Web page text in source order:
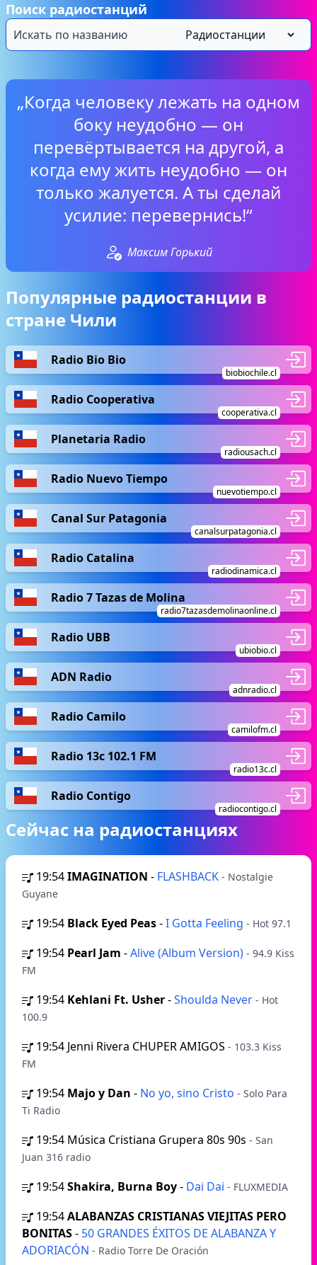
Поиск радиостанций
„Когда человеку лежать на одном
боку неудобно — он
перевёртывается на другой, а
когда ему жить неудобно — он
только жалуется. А ты сделай
усилие: перевернись!“
Максим Горький
Популярные радиостанции в
стране Чили
Radio Bio Bio
biobiochile.cl
Radio Cooperativa
cooperativa.cl
Planetaria Radio
radiousach.cl
Radio Nuevo Tiempo
nuevotiempo.cl
Canal Sur Patagonia
canalsurpatagonia.cl
Radio Catalina
radiodinamica.cl
Radio 7 Tazas de Molina
radio7tazasdemolinaonline.cl
Radio UBB
ubiobio.cl
ADN Radio
adnradio.cl
Radio Camilo
camilofm.cl
Radio 13c 102.1 FM
radio13c.cl
Radio Contigo
radiocontigo.cl
Сейчас на радиостанциях
19:54IMAGINATION - FLASHBACK - Nostalgie
Guyane
19:54 Black Eyed Peas-I Gotta Feeling - Hot 97.1
19:54 Pearl Jam -Alive (Album Version) - 94.9 Kiss
FM
19:54 Kehlani Ft. Usher-Shoulda Never - Hot
100.9
19:54 Jenni Rivera CHUPER AMIGOS - 103.3 Kiss
FM
19:54 Majo y Dan - No yo, sino Cristo - Solo Para
Ti Radio
19:54 Música Cristiana Grupera 80s 90s - San
Juan 316 radio
19:54Shakira, Burna Boy- Dai Dai - FLUXMEDIA
19:54ALABANZAS CRISTIANAS VIEJITAS PERO
BONITAS- 50 GRANDES ÉXITOS DE ALABANZA Y
ADORIACÓN - Radio Torre De Oración